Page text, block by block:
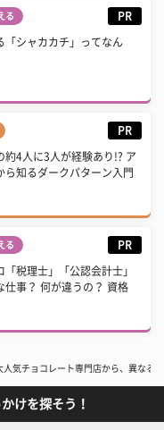
る PR
「シャカカチ」ってなん
PR
約4人に3人が経験あり!? ア
ら知るダークパターン入門
る PR
「税理士」「公認会計士」
仕事？ 何が違うの？ 資格
人気チョコレート専門店から、異なる
けを探そう！